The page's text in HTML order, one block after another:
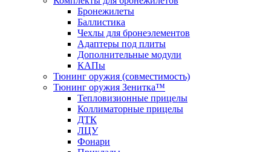
Бронежилеты
Баллистика
Чехлы для бронеэлементов
Адаптеры под плиты
Дополнительные модули
КАПы
Тюнинг оружия (совместимость)
Тюнинг оружия Зенитка™
Тепловизионные прицелы
Коллиматорные прицелы
ДТК
ЛЦУ
Фонари